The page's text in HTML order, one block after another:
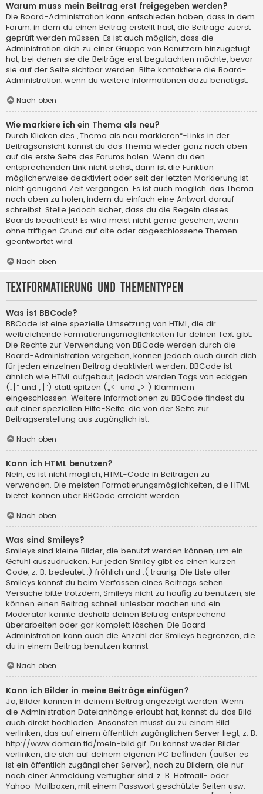
Warum muss mein Beitrag erst freigegeben werden?
Die Board-Administration kann entschieden haben, dass in dem
Forum, in dem du einen Beitrag erstellt hast, die Beiträge zuerst
geprüft werden müssen. Es ist auch möglich, dass die
Administration dich zu einer Gruppe von Benutzern hinzugefügt
hat, bei denen sie die Beiträge erst begutachten möchte, bevor
sie auf der Seite sichtbar werden. Bitte kontaktiere die Board-
Administration, wenn du weitere Informationen dazu benötigst.
Nach oben
Wie markiere ich ein Thema als neu?
Durch Klicken des „Thema als neu markieren“-Links in der
Beitragsansicht kannst du das Thema wieder ganz nach oben
auf die erste Seite des Forums holen. Wenn du den
entsprechenden Link nicht siehst, dann ist die Funktion
möglicherweise deaktiviert oder seit der letzten Markierung ist
nicht genügend Zeit vergangen. Es ist auch möglich, das Thema
nach oben zu holen, indem du einfach eine Antwort darauf
schreibst. Stelle jedoch sicher, dass du die Regeln dieses
Boards beachtest! Es wird meist nicht gerne gesehen, wenn
ohne triftigen Grund auf alte oder abgeschlossene Themen
geantwortet wird.
Nach oben
Textformatierung und Thementypen
Was ist BBCode?
BBCode ist eine spezielle Umsetzung von HTML, die dir
weitreichende Formatierungsmöglichkeiten für deinen Text gibt.
Die Rechte zur Verwendung von BBCode werden durch die
Board-Administration vergeben, können jedoch auch durch dich
für jeden einzelnen Beitrag deaktiviert werden. BBCode ist
ähnlich wie HTML aufgebaut, jedoch werden Tags von eckigen
(„[“ und „]“) statt spitzen („<“ und „>“) Klammern
eingeschlossen. Weitere Informationen zu BBCode findest du
auf einer speziellen Hilfe-Seite, die von der Seite zur
Beitragserstellung aus zugänglich ist.
Nach oben
Kann ich HTML benutzen?
Nein, es ist nicht möglich, HTML-Code in Beiträgen zu
verwenden. Die meisten Formatierungsmöglichkeiten, die HTML
bietet, können über BBCode erreicht werden.
Nach oben
Was sind Smileys?
Smileys sind kleine Bilder, die benutzt werden können, um ein
Gefühl auszudrücken. Für jeden Smiley gibt es einen kurzen
Code, z. B. bedeutet :) fröhlich und :( traurig. Die Liste aller
Smileys kannst du beim Verfassen eines Beitrags sehen.
Versuche bitte trotzdem, Smileys nicht zu häufig zu benutzen, sie
können einen Beitrag schnell unlesbar machen und ein
Moderator könnte deshalb deinen Beitrag entsprechend
überarbeiten oder gar komplett löschen. Die Board-
Administration kann auch die Anzahl der Smileys begrenzen, die
du in einem Beitrag benutzen kannst.
Nach oben
Kann ich Bilder in meine Beiträge einfügen?
Ja, Bilder können in deinem Beitrag angezeigt werden. Wenn
die Administration Dateianhänge erlaubt hat, kannst du das Bild
auch direkt hochladen. Ansonsten musst du zu einem Bild
verlinken, das auf einem öffentlich zugänglichen Server liegt, z. B.
http://www.domain.tld/mein-bild.gif. Du kannst weder Bilder
verlinken, die sich auf deinem eigenen PC befinden (außer es
ist ein öffentlich zugänglicher Server), noch zu Bildern, die nur
nach einer Anmeldung verfügbar sind, z. B. Hotmail- oder
Yahoo-Mailboxen, mit einem Passwort geschützte Seiten usw.